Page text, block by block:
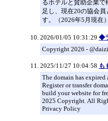
るホテルと賛助企業
足し、現在20の協会
す。（2026年5月現在）
2026/01/05 10:31:29 ◆
Copyright 2026 -
2025/11/27 10:04:58 も
The domain has
Register or transfer
build your website for
2025 Copyright. All
Privacy Policy